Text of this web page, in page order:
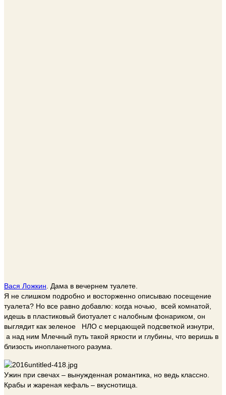
Вася Ложкин . Дама в вечернем туалете.
Я не слишком подробно и восторженно описываю посещение
туалета? Но все равно добавлю: когда ночью, всей комнатой,
идешь в пластиковый биотуалет с налобным фонариком, он
выглядит как зеленое НЛО с мерцающей подсветкой изнутри,
а над ним Млечный путь такой яркости и глубины, что веришь в
близость инопланетного разума.
Ужин при свечах – вынужденная романтика, но ведь классно.
Крабы и жареная кефаль – вкуснотища.